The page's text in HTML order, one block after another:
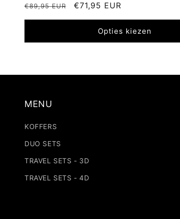
Normale
prijs
€89,95 EUR Aanbiedingsprijs
€71,95 EUR
Opties kiezen
MENU
KOFFERS
DUO SETS
TRAVEL SETS - 3D
TRAVEL SETS - 4D